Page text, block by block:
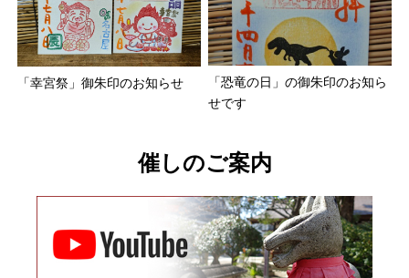
「幸宮祭」御朱印のお知らせ
「恐竜の日」の御朱印のお知ら
せです
催しのご案内